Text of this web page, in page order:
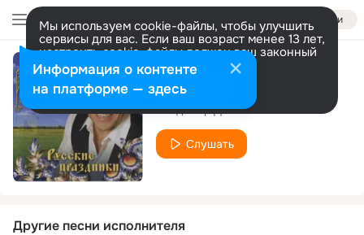
Войти
Мы используем cookie-файлы, чтобы улучшить
сервисы для вас. Если ваш возраст менее 13 лет,
настроить cookie-файлы должен ваш законный
представитель. Больше информации
Разрешить все Настроить
Зеленые глаза
Владимир Девятов
Слушать
Другие песни исполнителя
Информация о контенте
на платформе — здесь